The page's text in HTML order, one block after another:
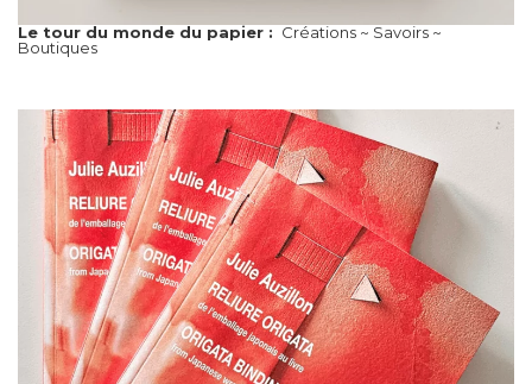
Le tour du monde du papier : Créations ~ Savoirs ~
Boutiques